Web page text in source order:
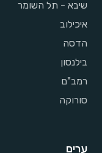
שיבא - תל השומר
איכילוב
הדסה
בילנסון
רמב"ם
סורוקה
ערים